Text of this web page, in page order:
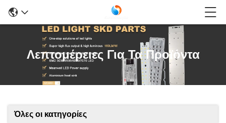
Λεπτομέρειες Για Τα Προϊόντα
Όλες οι κατηγορίες